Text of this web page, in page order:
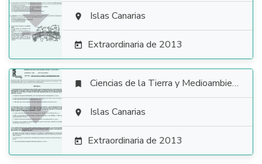
  Islas Canarias
 Extraordinaria de 2013

 Ciencias de la Tierra y Medioambientales
 Islas Canarias
 Extraordinaria de 2013